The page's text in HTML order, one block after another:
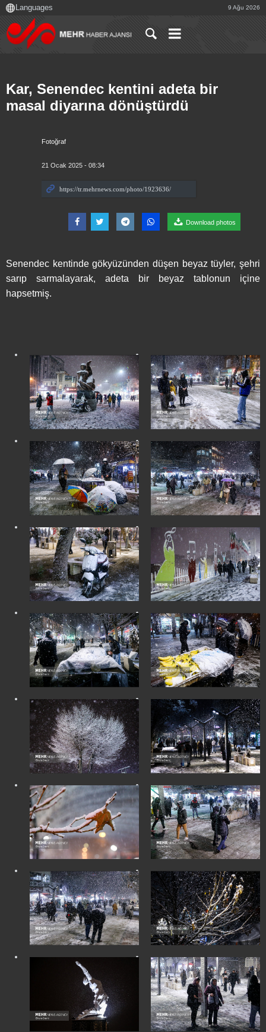
9 Ağu 2026
Fotoğraf
21 Ocak 2025 - 08:34
Download photos
Kar, Senendec kentini adeta bir
masal diyarına dönüştürdü
Senendec kentinde gökyüzünden düşen beyaz tüyler, şehri
sarıp sarmalayarak, adeta bir beyaz tablonun içine
hapsetmiş.